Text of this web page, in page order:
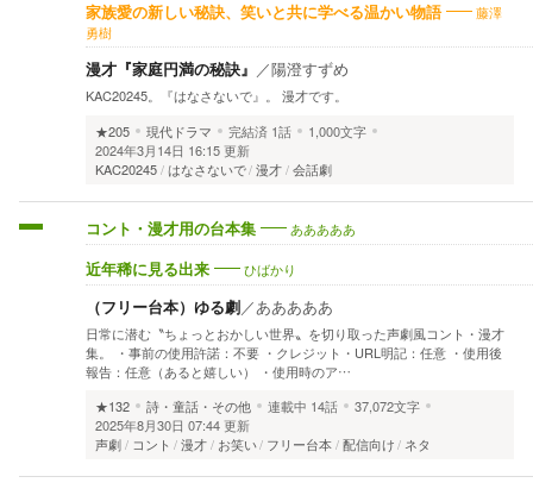
家族愛の新しい秘訣、笑いと共に学べる温かい物語
藤澤
勇樹
漫才『家庭円満の秘訣』 ／陽澄すずめ
KAC20245。『はなさないで』。 漫才です。
★205
現代ドラマ 完結済 1話
1,000文字
2024年3月14日 16:15 更新
KAC20245 はなさないで 漫才 会話劇
コント・漫才用の台本集 あああああ
近年稀に見る出来 ひばかり
（フリー台本）ゆる劇／あああああ
日常に潜む〝ちょっとおかしい世界〟を切り取った声劇風コント・漫才
集。 ・事前の使用許諾：不要 ・クレジット・URL明記：任意 ・使用後
報告：任意（あると嬉しい） ・使用時のア…
★132
詩・童話・その他 連載中 14話
37,072文字
2025年8月30日 07:44 更新
声劇
コント 漫才 お笑い フリー台本 配信向け ネタ